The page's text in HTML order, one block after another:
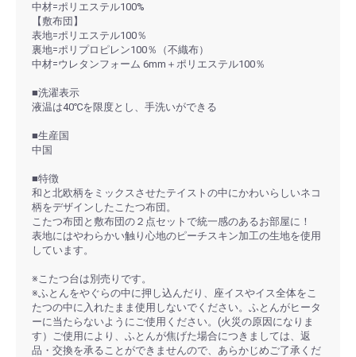
中材=ポリエステル100%
【敷布団】
表地=ポリエステル100％
裏地=ポリプロピレン100％（不織布）
中材=ウレタンフォーム 6mm＋ポリエステル100％
■洗濯表示
液温は40℃を限度とし、手洗いができる
■生産国
中国
■特徴
和と北欧柄をミックスさせたテイストの中にかわいらしいネコ
柄をデザインしたこたつ布団。
こたつ布団と敷布団の２点セットで統一感のあるお部屋に！
表地にはやわらかい触り心地のピーチスキン加工の生地を使用
しています。
※こたつ台は別売りです。
※ふとんをやぐらの中に押し込んだり、座イスやイス全体をこ
たつの中に入れたまま使用しないでください。ふとんがヒータ
ーに当たらないようにご使用ください。(火災の原因になりま
す）ご使用により、ふとんが焦げた場合につきましては、返
品・交換を承ることができませんので、あらかじめご了承くだ